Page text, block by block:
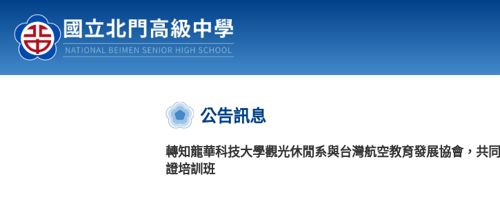
認識北中 行事曆
:::
公告訊息
轉知龍華科技大學觀光休閒系與台灣航空教育發展協會，共
證培訓班